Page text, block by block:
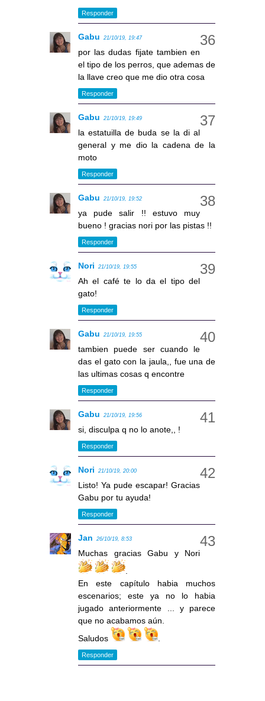
Responder
Gabu 21/10/19, 19:47
por las dudas fijate tambien en
el tipo de los perros, que ademas de
la llave creo que me dio otra cosa
Responder
Gabu 21/10/19, 19:49
la estatuilla de buda se la di al
general y me dio la cadena de la
moto
Responder
Gabu 21/10/19, 19:52
ya pude salir !! estuvo muy
bueno ! gracias nori por las pistas !!
Responder
Nori 21/10/19, 19:55
Ah el café te lo da el tipo del
gato!
Responder
Gabu 21/10/19, 19:55
tambien puede ser cuando le
das el gato con la jaula,, fue una de
las ultimas cosas q encontre
Responder
Gabu 21/10/19, 19:56
si, disculpa q no lo anote,, !
Responder
Nori 21/10/19, 20:00
Listo! Ya pude escapar! Gracias
Gabu por tu ayuda!
Responder
Jan 26/10/19, 8:53
Muchas gracias Gabu y Nori
En este capítulo habia muchos
escenarios; este ya no lo habia
jugado anteriormente ... y parece
que no acabamos aún.
Saludos
Responder